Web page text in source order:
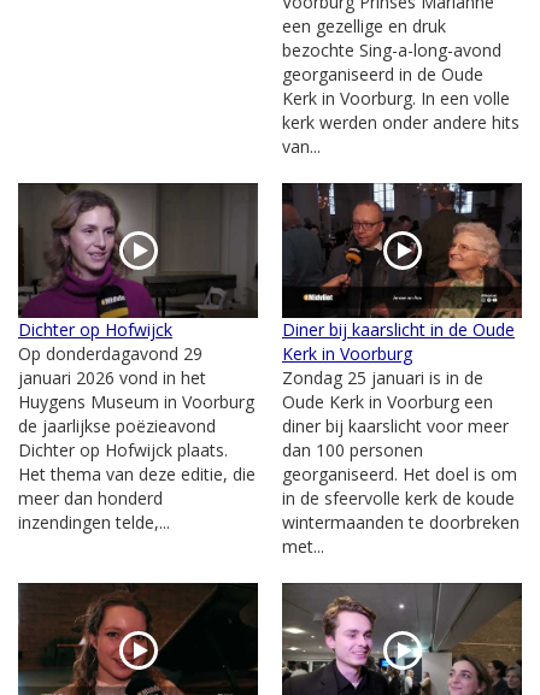
een gezellige en druk
bezochte Sing-a-long-avond
georganiseerd in de Oude
Kerk in Voorburg. In een volle
kerk werden onder andere hits
van...
Dichter op Hofwijck
Op donderdagavond 29
januari 2026 vond in het
Huygens Museum in Voorburg
de jaarlijkse poëzieavond
Dichter op Hofwijck plaats.
Het thema van deze editie, die
meer dan honderd
inzendingen telde,...
Diner bij kaarslicht in de Oude
Kerk in Voorburg
Zondag 25 januari is in de
Oude Kerk in Voorburg een
diner bij kaarslicht voor meer
dan 100 personen
georganiseerd. Het doel is om
in de sfeervolle kerk de koude
wintermaanden te doorbreken
met...